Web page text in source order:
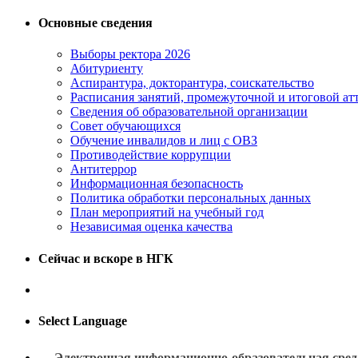
Основные сведения
Выборы ректора 2026
Абитуриенту
Аспирантура, докторантура, соискательство
Расписания занятий, промежуточной и итоговой
Сведения об образовательной организации
Совет обучающихся
Обучение инвалидов и лиц с ОВЗ
Противодействие коррупции
Антитеррор
Информационная безопасность
Политика обработки персональных данных
План мероприятий на учебный год
Независимая оценка качества
Сейчас и вскоре в НГК
Select Language